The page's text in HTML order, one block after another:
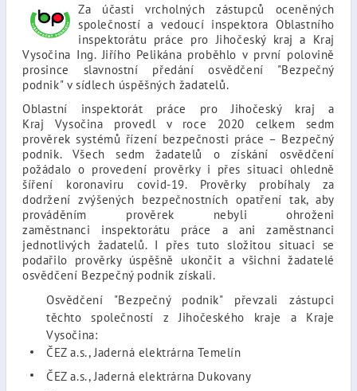
Za účasti vrcholných zástupců oceněných
společností a vedoucí inspektora Oblastního
inspektorátu práce pro Jihočeský kraj a Kraj
Vysočina Ing. Jiřího Pelikána proběhlo v první polovině
prosince slavnostní předání osvědčení "Bezpečný
podnik" v sídlech úspěšných žadatelů.
Oblastní inspektorát práce pro Jihočeský kraj a
Kraj Vysočina provedl v roce 2020 celkem sedm
prověrek systémů řízení bezpečnosti práce – Bezpečný
podnik. Všech sedm žadatelů o získání osvědčení
požádalo o provedení prověrky i přes situaci ohledně
šíření koronaviru covid-19. Prověrky probíhaly za
dodržení zvýšených bezpečnostních opatření tak, aby
prováděním prověrek nebyli ohroženi
zaměstnanci inspektorátu práce a ani zaměstnanci
jednotlivých žadatelů. I přes tuto složitou situaci se
podařilo prověrky úspěšně ukončit a všichni žadatelé
osvědčení Bezpečný podnik získali.
Osvědčení "Bezpečný podnik" převzali zástupci
těchto společností z Jihočeského kraje a Kraje
Vysočina:
ČEZ a.s., Jaderná elektrárna Temelín
ČEZ a.s., Jaderná elektrárna Dukovany